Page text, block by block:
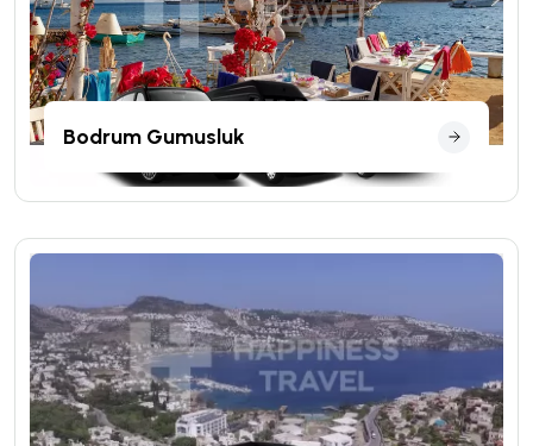
Bodrum Gumusluk